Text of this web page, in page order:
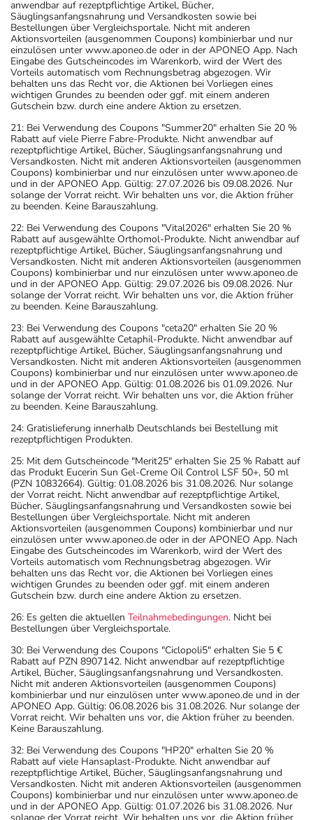
anwendbar auf rezeptpflichtige Artikel, Bücher,
Säuglingsanfangsnahrung und Versandkosten sowie bei
Bestellungen über Vergleichsportale. Nicht mit anderen
Aktionsvorteilen (ausgenommen Coupons) kombinierbar und nur
einzulösen unter www.aponeo.de oder in der APONEO App. Nach
Eingabe des Gutscheincodes im Warenkorb, wird der Wert des
Vorteils automatisch vom Rechnungsbetrag abgezogen. Wir
behalten uns das Recht vor, die Aktionen bei Vorliegen eines
wichtigen Grundes zu beenden oder ggf. mit einem anderen
Gutschein bzw. durch eine andere Aktion zu ersetzen.
21: Bei Verwendung des Coupons "Summer20" erhalten Sie 20 %
Rabatt auf viele Pierre Fabre-Produkte. Nicht anwendbar auf
rezeptpflichtige Artikel, Bücher, Säuglingsanfangsnahrung und
Versandkosten. Nicht mit anderen Aktionsvorteilen (ausgenommen
Coupons) kombinierbar und nur einzulösen unter www.aponeo.de
und in der APONEO App. Gültig: 27.07.2026 bis 09.08.2026. Nur
solange der Vorrat reicht. Wir behalten uns vor, die Aktion früher
zu beenden. Keine Barauszahlung.
22: Bei Verwendung des Coupons "Vital2026" erhalten Sie 20 %
Rabatt auf ausgewählte Orthomol-Produkte. Nicht anwendbar auf
rezeptpflichtige Artikel, Bücher, Säuglingsanfangsnahrung und
Versandkosten. Nicht mit anderen Aktionsvorteilen (ausgenommen
Coupons) kombinierbar und nur einzulösen unter www.aponeo.de
und in der APONEO App. Gültig: 29.07.2026 bis 09.08.2026. Nur
solange der Vorrat reicht. Wir behalten uns vor, die Aktion früher
zu beenden. Keine Barauszahlung.
23: Bei Verwendung des Coupons "ceta20" erhalten Sie 20 %
Rabatt auf ausgewählte Cetaphil-Produkte. Nicht anwendbar auf
rezeptpflichtige Artikel, Bücher, Säuglingsanfangsnahrung und
Versandkosten. Nicht mit anderen Aktionsvorteilen (ausgenommen
Coupons) kombinierbar und nur einzulösen unter www.aponeo.de
und in der APONEO App. Gültig: 01.08.2026 bis 01.09.2026. Nur
solange der Vorrat reicht. Wir behalten uns vor, die Aktion früher
zu beenden. Keine Barauszahlung.
24: Gratislieferung innerhalb Deutschlands bei Bestellung mit
rezeptpflichtigen Produkten.
25: Mit dem Gutscheincode "Merit25" erhalten Sie 25 % Rabatt auf
das Produkt Eucerin Sun Gel-Creme Oil Control LSF 50+, 50 ml
(PZN 10832664). Gültig: 01.08.2026 bis 31.08.2026. Nur solange
der Vorrat reicht. Nicht anwendbar auf rezeptpflichtige Artikel,
Bücher, Säuglingsanfangsnahrung und Versandkosten sowie bei
Bestellungen über Vergleichsportale. Nicht mit anderen
Aktionsvorteilen (ausgenommen Coupons) kombinierbar und nur
einzulösen unter www.aponeo.de oder in der APONEO App. Nach
Eingabe des Gutscheincodes im Warenkorb, wird der Wert des
Vorteils automatisch vom Rechnungsbetrag abgezogen. Wir
behalten uns das Recht vor, die Aktionen bei Vorliegen eines
wichtigen Grundes zu beenden oder ggf. mit einem anderen
Gutschein bzw. durch eine andere Aktion zu ersetzen.
26: Es gelten die aktuellen Teilnahmebedingungen. Nicht bei
Bestellungen über Vergleichsportale.
30: Bei Verwendung des Coupons "Ciclopoli5" erhalten Sie 5 €
Rabatt auf PZN 8907142. Nicht anwendbar auf rezeptpflichtige
Artikel, Bücher, Säuglingsanfangsnahrung und Versandkosten.
Nicht mit anderen Aktionsvorteilen (ausgenommen Coupons)
kombinierbar und nur einzulösen unter www.aponeo.de und in der
APONEO App. Gültig: 06.08.2026 bis 31.08.2026. Nur solange der
Vorrat reicht. Wir behalten uns vor, die Aktion früher zu beenden.
Keine Barauszahlung.
32: Bei Verwendung des Coupons "HP20" erhalten Sie 20 %
Rabatt auf viele Hansaplast-Produkte. Nicht anwendbar auf
rezeptpflichtige Artikel, Bücher, Säuglingsanfangsnahrung und
Versandkosten. Nicht mit anderen Aktionsvorteilen (ausgenommen
Coupons) kombinierbar und nur einzulösen unter www.aponeo.de
und in der APONEO App. Gültig: 01.07.2026 bis 31.08.2026. Nur